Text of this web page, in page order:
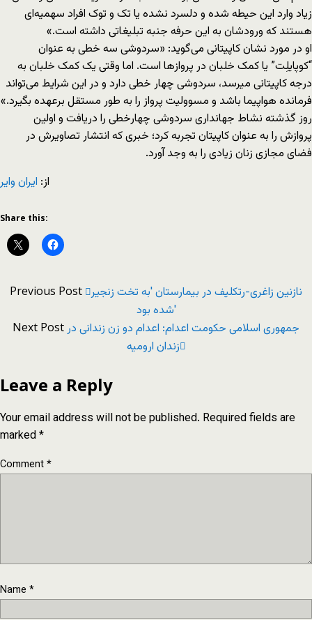
زیاد وارد این حیطه شده و دل‎سرد نشده یا تک و توک افراد سهمیه‌‌ای
هستند که ورودشان به این حرفه جنبه تبلیغاتی داشته است.»
او در مورد نشان کاپیتانی می‌گوید: «سردوشی سه خطی به عنوان
“کوپایلِت” یا کمک خلبان در پروازها است. اما وقتی یک کمک خلبان به
درجه کاپیتانی می‎رسد، سردوشی چهار خطی دارد و در این شرایط می‌تواند
فرمانده هواپیما باشد و مسوولیت پرواز را به طور مستقل برعهده بگیرد.»
روز گذشته نشاط جهانداری سردوشی چهارخطی را دریافت و اولین
پروازش را به عنوان کاپیتان تجربه کرد؛ خبری که انتشار تصاویرش در
فضای مجازی زنان زیادی را به وجد آورد.
از: ایران وایر
Share this:
Previous Post نازنین زاغری-رتکلیف در بیمارستان 'به تخت زنجیر
شده بود'
Next Postجمهوری اسلامی حکومت اعدام: اعدام دو زن زندانی در
زندان ارومیه
Leave a Reply
Your email address will not be published. Required fields are
marked*
Comment*
Name *